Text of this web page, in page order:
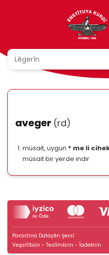
aveger (rd)
müsait, uygun * me li
müsait bir yerde indir
Parastina Datayên Şexsî
Veşartîbûn - Teslîmkirin - Îadekirin